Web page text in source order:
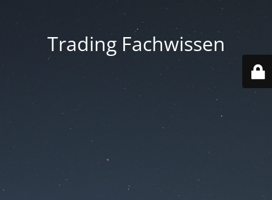
Trading Fachwissen